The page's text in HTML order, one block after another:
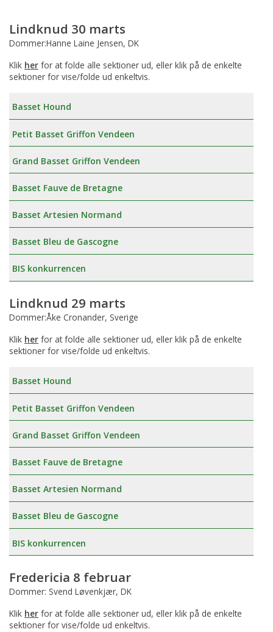
Lindknud 30 marts
Dommer:Hanne Laine Jensen, DK
Klik her for at folde alle sektioner ud, eller klik på de enkelte
sektioner for vise/folde ud enkeltvis.
Basset Hound
Petit Basset Griffon Vendeen
Grand Basset Griffon Vendeen
Basset Fauve de Bretagne
Basset Artesien Normand
Basset Bleu de Gascogne
BIS konkurrencen
Lindknud 29 marts
Dommer:Åke Cronander, Sverige
Klik her for at folde alle sektioner ud, eller klik på de enkelte
sektioner for vise/folde ud enkeltvis.
Basset Hound
Petit Basset Griffon Vendeen
Grand Basset Griffon Vendeen
Basset Fauve de Bretagne
Basset Artesien Normand
Basset Bleu de Gascogne
BIS konkurrencen
Fredericia 8 februar
Dommer: Svend Løvenkjær, DK
Klik her for at folde alle sektioner ud, eller klik på de enkelte
sektioner for vise/folde ud enkeltvis.